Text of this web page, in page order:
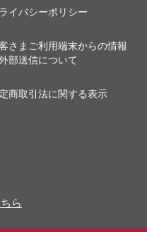
イバシーポリシー
さまご利用端末からの情報
部送信について
商取引法に関する表示
ら